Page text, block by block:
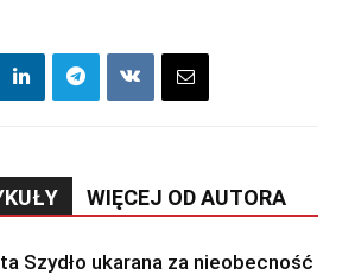
WIĘCEJ OD AUTORA
Szydło ukarana za nieobecność